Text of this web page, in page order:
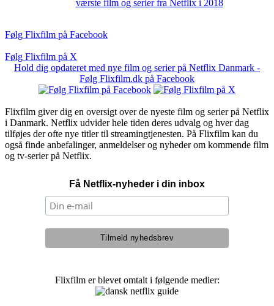
værste film og serier fra Netflix i 2018
Følg Flixfilm på Facebook
Følg Flixfilm på X
Hold dig opdateret med nye film og serier på Netflix Danmark -
Følg Flixfilm.dk på Facebook
Flixfilm giver dig en oversigt over de nyeste film og serier på Netflix
i Danmark. Netflix udvider hele tiden deres udvalg og hver dag
tilføjes der ofte nye titler til streamingtjenesten. På Flixfilm kan du
også finde anbefalinger, anmeldelser og nyheder om kommende film
og tv-serier på Netflix.
Få Netflix-nyheder i din inbox
Flixfilm er blevet omtalt i følgende medier: